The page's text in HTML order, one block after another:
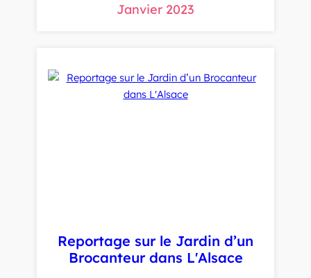
Janvier 2023
Reportage sur le Jardin d’un
Brocanteur dans L'Alsace